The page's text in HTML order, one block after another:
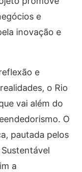
e
inovação e
e
o Rio
vai além do
O
pautada pelos
a